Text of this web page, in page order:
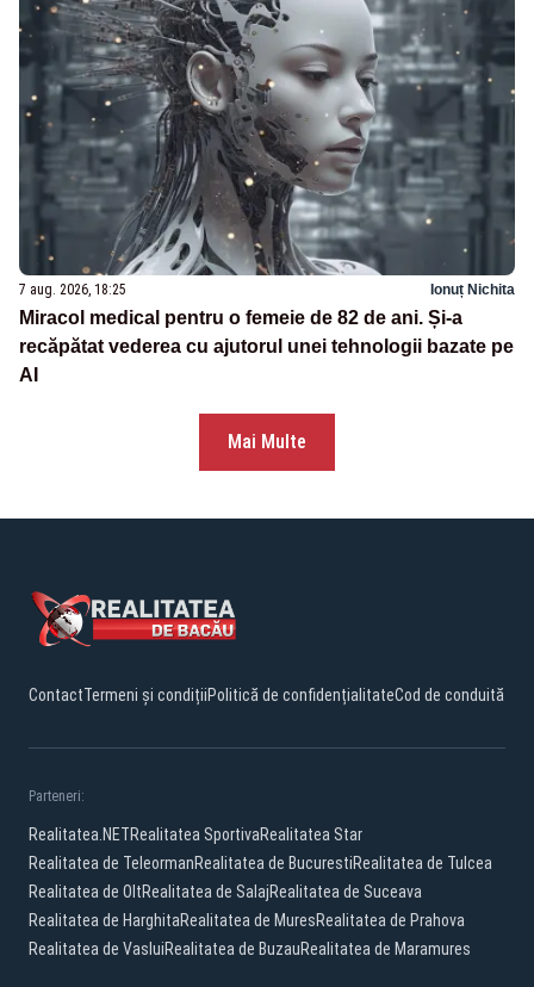
7 aug. 2026, 18:25 Ionuț Nichita
Miracol medical pentru o femeie de 82 de ani. Și-a
recăpătat vederea cu ajutorul unei tehnologii bazate pe
AI
Mai Multe
ContactTermeni și condițiiPolitică de confidențialitateCod de conduită
Parteneri:
Realitatea.NETRealitatea SportivaRealitatea Star
Realitatea de TeleormanRealitatea de BucurestiRealitatea de Tulcea
Realitatea de OltRealitatea de SalajRealitatea de Suceava
Realitatea de HarghitaRealitatea de MuresRealitatea de Prahova
Realitatea de VasluiRealitatea de BuzauRealitatea de Maramures